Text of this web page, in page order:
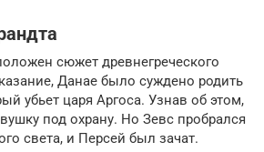
сюжет древнегреческого
Данае было суждено родить
убьет царя Аргоса. Узнав об этом,
под охрану. Но Зевс пробрался
света, и Персей был зачат.